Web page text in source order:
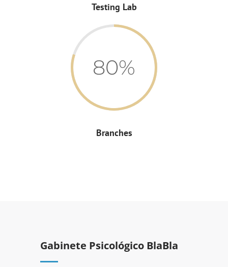
Testing Lab
80%
Branches
Gabinete Psicológico BlaBla